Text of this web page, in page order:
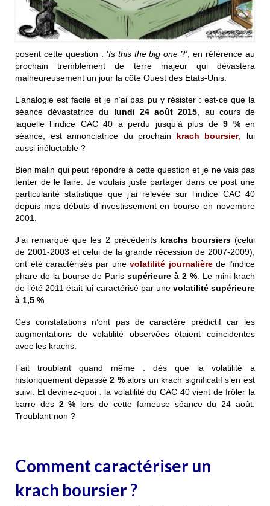
posent cette question : ‘Is this the big one?’, en référence au
prochain tremblement de terre majeur qui dévastera
malheureusement un jour la côte Ouest des Etats-Unis.
L’analogie est facile et je n’ai pas pu y résister : est-ce que la
séance dévastatrice du lundi 24 août 2015 , au cours de
laquelle l’indice CAC 40 a perdu jusqu’à plus de9 %en
séance, est annonciatrice du prochain krach boursier, lui
aussi inéluctable ?
Bien malin qui peut répondre à cette question et je ne vais pas
tenter de le faire. Je voulais juste partager dans ce post une
particularité statistique que j’ai relevée sur l’indice CAC 40
depuis mes débuts d’investissement en bourse en novembre
2001.
J’ai remarqué que les 2 précédentskrachs boursiers(celui
de 2001-2003 et celui de la grande récession de 2007-2009),
ont été caractérisés par une volatilité journalièrede l’indice
phare de la bourse de Paris supérieure à 2 % . Le mini-krach
de l’été 2011 était lui caractérisé par une volatilité supérieure
à 1,5 %
Ces constatations n’ont pas de caractère prédictif car les
augmentations de volatilité observées étaient coïncidentes
avec les krachs.
Fait troublant quand même : dès que la volatilité a
historiquement dépassé2 %alors un krach significatif s’en est
suivi. Et devinez-quoi : la volatilité du CAC 40 vient de frôler la
barre des 2 % lors de cette fameuse séance du 24 août.
Troublant non ?
Comment caractériser un
krach boursier ?